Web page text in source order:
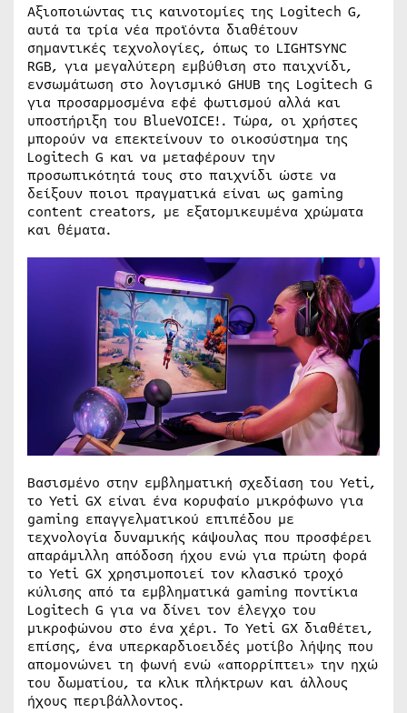
Αξιοποιώντας τις καινοτομίες της Logitech G,
αυτά τα τρία νέα προϊόντα διαθέτουν
σημαντικές τεχνολογίες, όπως το LIGHTSYNC
RGB, για μεγαλύτερη εμβύθιση στο παιχνίδι,
ενσωμάτωση στο λογισμικό GHUB της Logitech G
για προσαρμοσμένα εφέ φωτισμού αλλά και
υποστήριξη του BlueVOICE!. Τώρα, οι χρήστες
μπορούν να επεκτείνουν το οικοσύστημα της
Logitech G και να μεταφέρουν την
προσωπικότητά τους στο παιχνίδι ώστε να
δείξουν ποιοι πραγματικά είναι ως gaming
content creators, με εξατομικευμένα χρώματα
και θέματα.
Βασισμένο στην εμβληματική σχεδίαση του Yeti,
το Yeti GX είναι ένα κορυφαίο μικρόφωνο για
gaming επαγγελματικού επιπέδου με
τεχνολογία δυναμικής κάψουλας που προσφέρει
απαράμιλλη απόδοση ήχου ενώ για πρώτη φορά
το Yeti GX χρησιμοποιεί τον κλασικό τροχό
κύλισης από τα εμβληματικά gaming ποντίκια
Logitech G για να δίνει τον έλεγχο του
μικροφώνου στο ένα χέρι. Το Yeti GX διαθέτει,
επίσης, ένα υπερκαρδιοειδές μοτίβο λήψης που
απομονώνει τη φωνή ενώ «απορρίπτει» την ηχώ
του δωματίου, τα κλικ πλήκτρων και άλλους
ήχους περιβάλλοντος.